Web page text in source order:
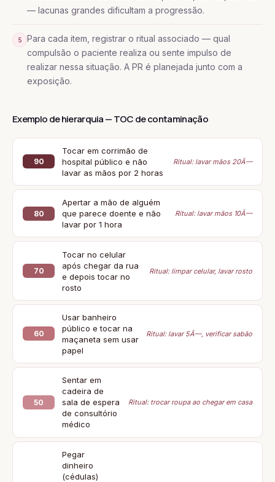
— lacunas grandes dificultam a progressão.
5
Para cada item, registrar o ritual associado — qual
compulsão o paciente realiza ou sente impulso de
realizar nessa situação. A PR é planejada junto com a
exposição.
Exemplo de hierarquia — TOC de contaminação
90
Tocar em corrimão de
hospital público e não
lavar as mãos por 2 horas
Ritual: lavar mãos 20Ã—
80
Apertar a mão de alguém
que parece doente e não
lavar por 1 hora
Ritual: lavar mãos 10Ã—
70
Tocar no celular
após chegar da rua
e depois tocar no
rosto
Ritual: limpar celular, lavar rosto
60
Usar banheiro
público e tocar na
maçaneta sem usar
papel
Ritual: lavar 5Ã—, verificar sabão
50
Sentar em
cadeira de
sala de espera
de consultório
médico
Ritual: trocar roupa ao chegar em casa
Pegar
dinheiro
(cédulas)